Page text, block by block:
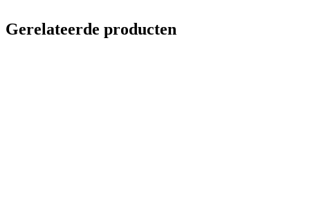
Gerelateerde producten